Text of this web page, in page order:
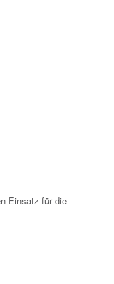
Einsatz für die